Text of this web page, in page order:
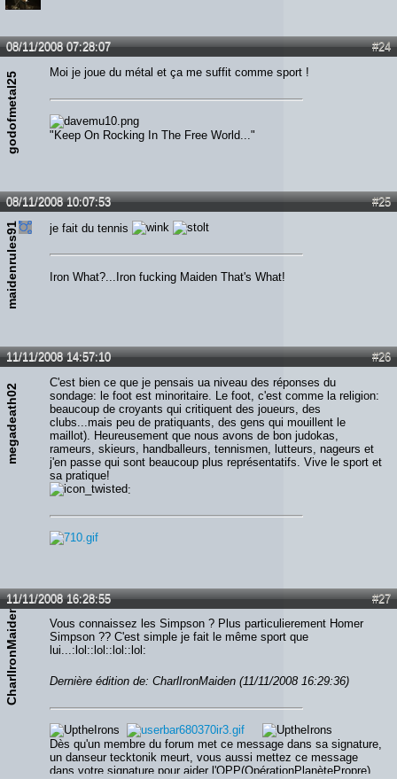
#24
08/11/2008 07:28:07
godofmetal25 Moi je joue du métal et ça me suffit comme sport !
"Keep On Rocking In The Free World..."
#25
08/11/2008 10:07:53
maidenrules91 je fait du tennis
Iron What?...Iron fucking Maiden That's What!
#26
11/11/2008 14:57:10
megadeath02
C'est bien ce que je pensais ua niveau des réponses du
sondage: le foot est minoritaire. Le foot, c'est comme la religion:
beaucoup de croyants qui critiquent des joueurs, des
clubs...mais peu de pratiquants, des gens qui mouillent le
maillot). Heureusement que nous avons de bon judokas,
rameurs, skieurs, handballeurs, tennismen, lutteurs, nageurs et
j'en passe qui sont beaucoup plus représentatifs. Vive le sport et
sa pratique!
:
#27
11/11/2008 16:28:55
CharlIronMaiden
Vous connaissez les Simpson ? Plus particulierement Homer
Simpson ?? C'est simple je fait le même sport que
lui...:lol::lol::lol::lol:
Dernière édition de: CharlIronMaiden (11/11/2008 16:29:36)
Dès qu'un membre du forum met ce message dans sa signature,
un danseur tecktonik meurt, vous aussi mettez ce message
dans votre signature pour aider l'OPP(OpérationPlanètePropre)